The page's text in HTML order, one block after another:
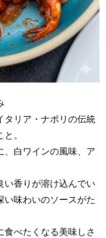
タリア・ナポリの伝統
。
、白ワインの風味、ア
い香りが溶け込んでい
い味わいのソースがた
べたくなる美味しさ